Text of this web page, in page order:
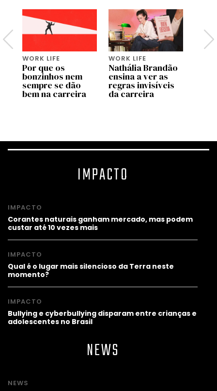
WORK LIFE
Por que os
bonzinhos nem
sempre se dão
bem na carreira
WORK LIFE
Nathália Brandão
ensina a ver as
regras invisíveis
da carreira
IMPACTO
IMPACTO
Corantes naturais ganham mercado, mas podem
custar até 10 vezes mais
IMPACTO
Qual é o lugar mais silencioso da Terra neste
momento?
IMPACTO
Bullying e cyberbullying disparam entre crianças e
adolescentes no Brasil
NEWS
NEWS